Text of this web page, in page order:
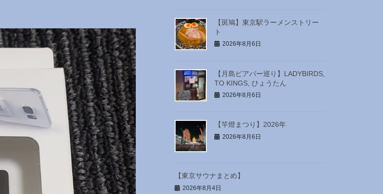
【斑鳩】東京駅ラーメンストリー
ト
2026年8月6日
【月島ビアバー巡り】LADYBIRDS,
TO KINGS, ひょうたん
2026年8月6日
【竿燈まつり】2026年
2026年8月6日
【東京サウナまとめ】
2026年8月4日